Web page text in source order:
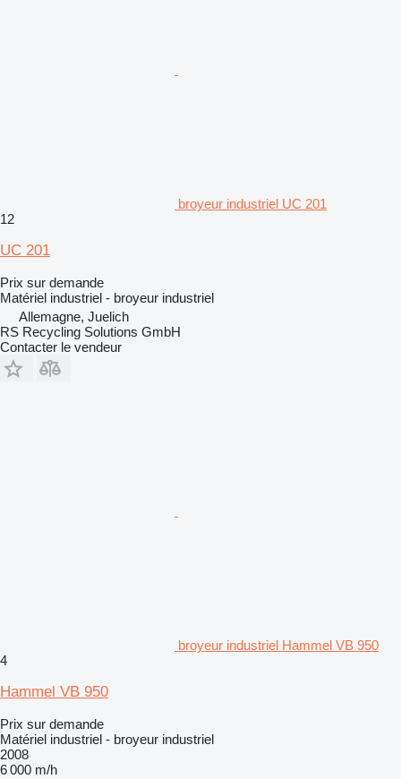
broyeur industriel UC 201
12
UC 201
Prix sur demande
Matériel industriel - broyeur industriel
Allemagne, Juelich
RS Recycling Solutions GmbH
Contacter le vendeur
broyeur industriel Hammel VB 950
4
Hammel VB 950
Prix sur demande
Matériel industriel - broyeur industriel
2008
6 000 m/h